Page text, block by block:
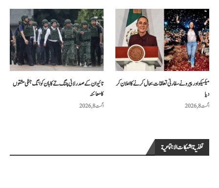
تائیوان کے صدر لائی چنگ تے کا ہان کوانگ جنگی مشقوں
کا معائنہ
اگست 8, 2026
میکسیکو اور پیرو نے سفارتی تعلقات بحال کرنے کا اعلان کر
دیا
اگست 8, 2026
تغذية الشبكات الاجتماعية